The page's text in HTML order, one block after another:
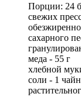
Порции: 24
свежих
сахарного
меда - 55 г
хлебной
соли - 1